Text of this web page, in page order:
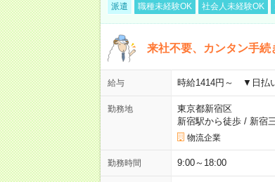
派遣 職種未経験OK 社会人未経験OK
来社不要、カンタン手続
給与 時給1414円～ ▼日払
勤務地
東京都新宿区
新宿駅から徒歩/ 新宿
物流企業
勤務時間 9:00～18:00